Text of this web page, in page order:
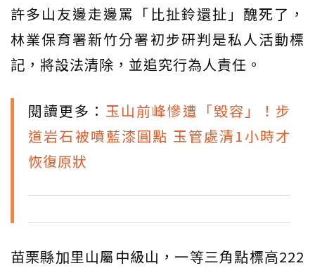
許多山友邊走邊罵「比扯鈴還扯」醜死了，
林業保育署新竹分署初步研判是私人活動標
記，將設法清除，並追究行為人責任。
閱讀更多： 玉山前峰慘遭「毀容」！步
道岩石被噴藍漆圓點 玉管處清1小時才
恢復原狀
苗栗縣加里山屬中級山，一等三角點標高222